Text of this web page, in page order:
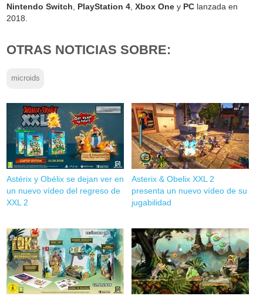
Nintendo Switch
PlayStation 4 ,Xbox One y PC lanzada en
2018.
OTRAS NOTICIAS SOBRE:
microids
Astérix y Obélix se dejan ver en
un nuevo vídeo del regreso de
XXL 2
Asterix & Obelix XXL 2
presenta un nuevo vídeo de su
jugabilidad